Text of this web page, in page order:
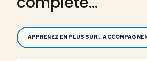
APPRENEZ EN PLUS SUR...